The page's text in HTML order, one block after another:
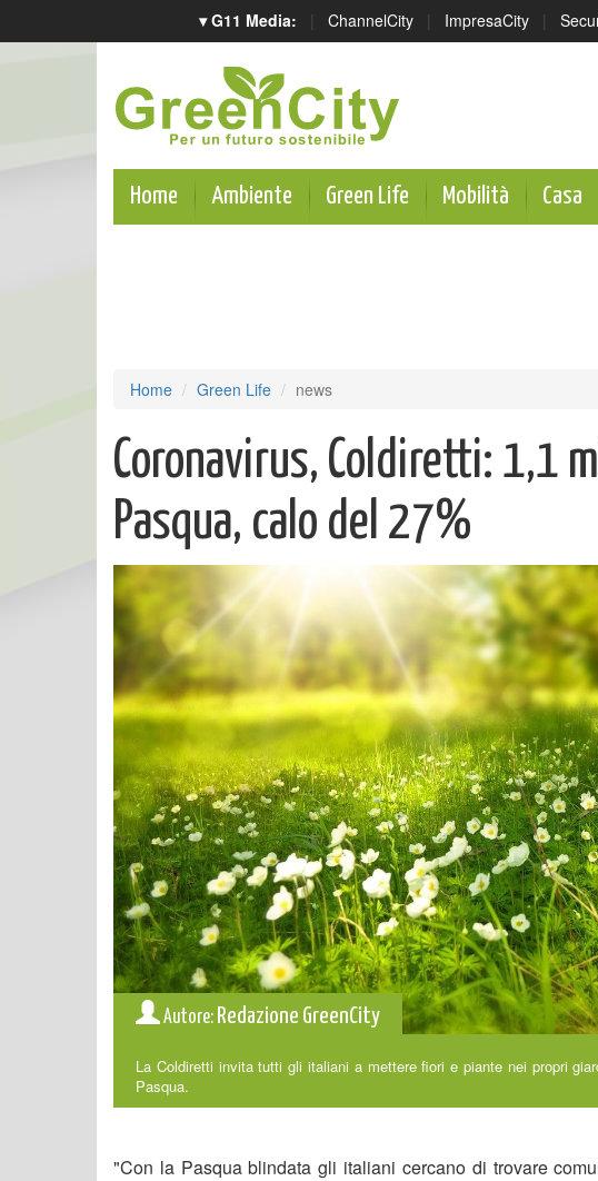
▾ G11 Media: | ChannelCity | ImpresaCity |
Home Ambiente Green Life Mobilità Casa
Home Green Life news
Coronavirus, Coldiretti: 1,1
Pasqua, calo del 27%
Autore: Redazione GreenCity
La Coldiretti invita tutti gli italiani a mettere fiori e piante nei propri
Pasqua.
"Con la Pasqua blindata gli italiani cercano di trovare